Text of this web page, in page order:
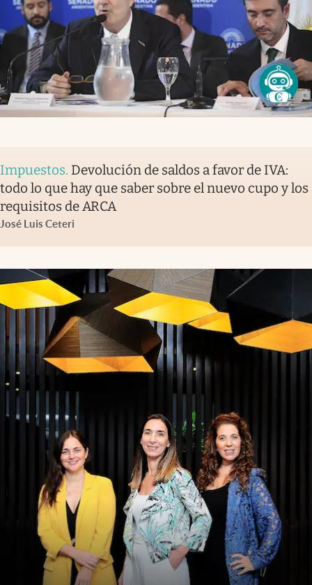
Impuestos. Devolución de saldos a favor de IVA:
todo lo que hay que saber sobre el nuevo cupo y los
requisitos de ARCA
José Luis Ceteri